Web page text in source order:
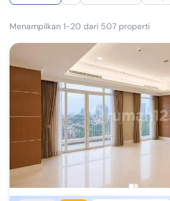
Menampilkan 1-20 dari 507 properti